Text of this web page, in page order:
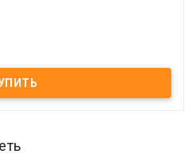
Магнитный лабиринт